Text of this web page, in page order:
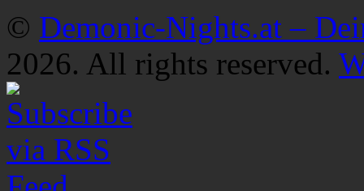
© Demonic-Nights.at –
2026. All rights reserved.